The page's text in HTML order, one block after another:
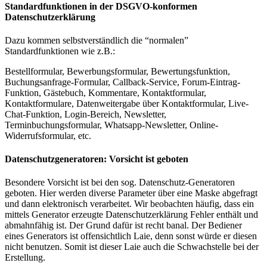
Standardfunktionen in der DSGVO-konformen
Datenschutzerklärung
Dazu kommen selbstverständlich die “normalen”
Standardfunktionen wie z.B.:
Bestellformular, Bewerbungsformular, Bewertungsfunktion,
Buchungsanfrage-Formular, Callback-Service, Forum-Eintrag-
Funktion, Gästebuch, Kommentare, Kontaktformular,
Kontaktformulare, Datenweitergabe über Kontaktformular, Live-
Chat-Funktion, Login-Bereich, Newsletter,
Terminbuchungsformular, Whatsapp-Newsletter, Online-
Widerrufsformular, etc.
Datenschutzgeneratoren: Vorsicht ist geboten
Besondere Vorsicht ist bei den sog. Datenschutz-Generatoren
geboten. Hier werden diverse Parameter über eine Maske abgefragt
und dann elektronisch verarbeitet. Wir beobachten häufig, dass ein
mittels Generator erzeugte Datenschutzerklärung Fehler enthält und
abmahnfähig ist. Der Grund dafür ist recht banal. Der Bediener
eines Generators ist offensichtlich Laie, denn sonst würde er diesen
nicht benutzen. Somit ist dieser Laie auch die Schwachstelle bei der
Erstellung.